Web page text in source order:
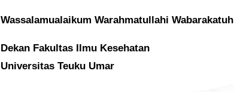
Wassalamualaikum Warahmatullahi Wabarakatuh
Dekan Fakultas Ilmu Kesehatan
Universitas Teuku Umar